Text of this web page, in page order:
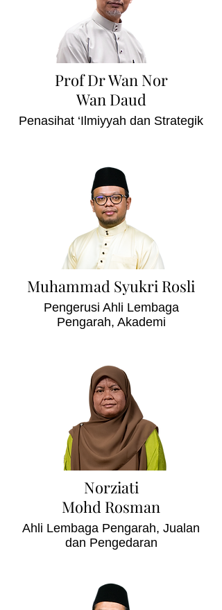
Prof Dr Wan Nor
Wan Daud
Penasihat ‘Ilmiyyah dan Strategik
Muhammad Syukri Rosli
Pengerusi Ahli Lembaga
Pengarah, Akademi
Norziati
Mohd Rosman
Ahli Lembaga Pengarah, Jualan
dan Pengedaran